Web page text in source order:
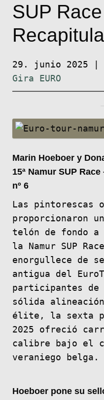
SUP
29. junio 2025
Gira EURO
Marin Hoeboer y
15ª Namur SUP
nº 6
Las pintorescas
proporcionaron
telón de fondo
la Namur SUP
enorgullece de
antigua del
participantes de
sólida
élite, la sexta
2025 ofreció
calibre bajo el
veraniego belga.
Hoeboer pone su